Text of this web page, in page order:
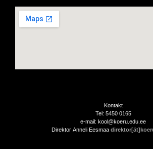
Kontakt
Tel: 5450 0165
e-mail: kool@koeru.edu.ee
Direktor Anneli Eesmaa